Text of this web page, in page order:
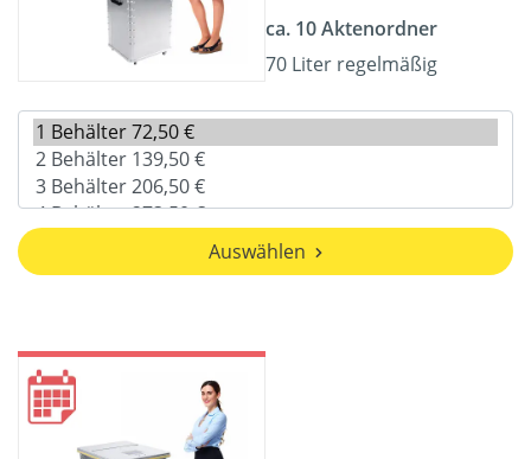
ca. 10 Aktenordner
70 Liter regelmäßig
Auswählen